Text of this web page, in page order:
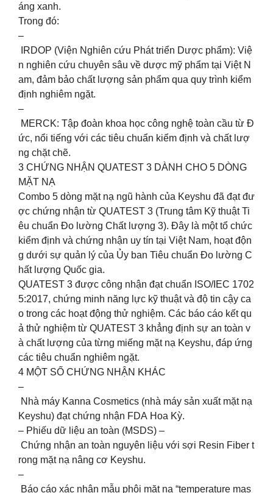
áng xanh.
Trong đó:
–
IRDOP (Viện Nghiên cứu Phát triển Dược phẩm): Việ
n nghiên cứu chuyên sâu về dược mỹ phẩm tại Việt N
am, đảm bảo chất lượng sản phẩm qua quy trình kiểm
định nghiêm ngặt.
–
MERCK: Tập đoàn khoa học công nghệ toàn cầu từ Đ
ức, nổi tiếng với các tiêu chuẩn kiểm định và chất lượ
ng chặt chẽ.
3️ CHỨNG NHẬN QUATEST 3 DÀNH CHO 5 DÒNG
MẶT NẠ
Combo 5 dòng mặt nạ ngũ hành của Keyshu đã đạt đư
ợc chứng nhận từ QUATEST 3 (Trung tâm Kỹ thuật Ti
êu chuẩn Đo lường Chất lượng 3). Đây là một tổ chức
kiểm định và chứng nhận uy tín tại Việt Nam, hoạt độn
g dưới sự quản lý của Ủy ban Tiêu chuẩn Đo lường C
hất lượng Quốc gia.
QUATEST 3 được công nhận đạt chuẩn ISO/IEC 1702
5:2017, chứng minh năng lực kỹ thuật và độ tin cậy ca
o trong các hoạt động thử nghiệm. Các báo cáo kết qu
ả thử nghiệm từ QUATEST 3 khẳng định sự an toàn v
à chất lượng của từng miếng mặt nạ Keyshu, đáp ứng
các tiêu chuẩn nghiêm ngặt.
4️ MỘT SỐ CHỨNG NHẬN KHÁC
–
Nhà máy Kanna Cosmetics (nhà máy sản xuất mặt nạ
Keyshu) đạt chứng nhận FDA Hoa Kỳ.
– Phiếu dữ liệu an toàn (MSDS) –
Chứng nhận an toàn nguyên liệu với sợi Resin Fiber t
rong mặt nạ nâng cơ Keyshu.
–
Báo cáo xác nhận mẫu phôi mặt nạ “temperature mas